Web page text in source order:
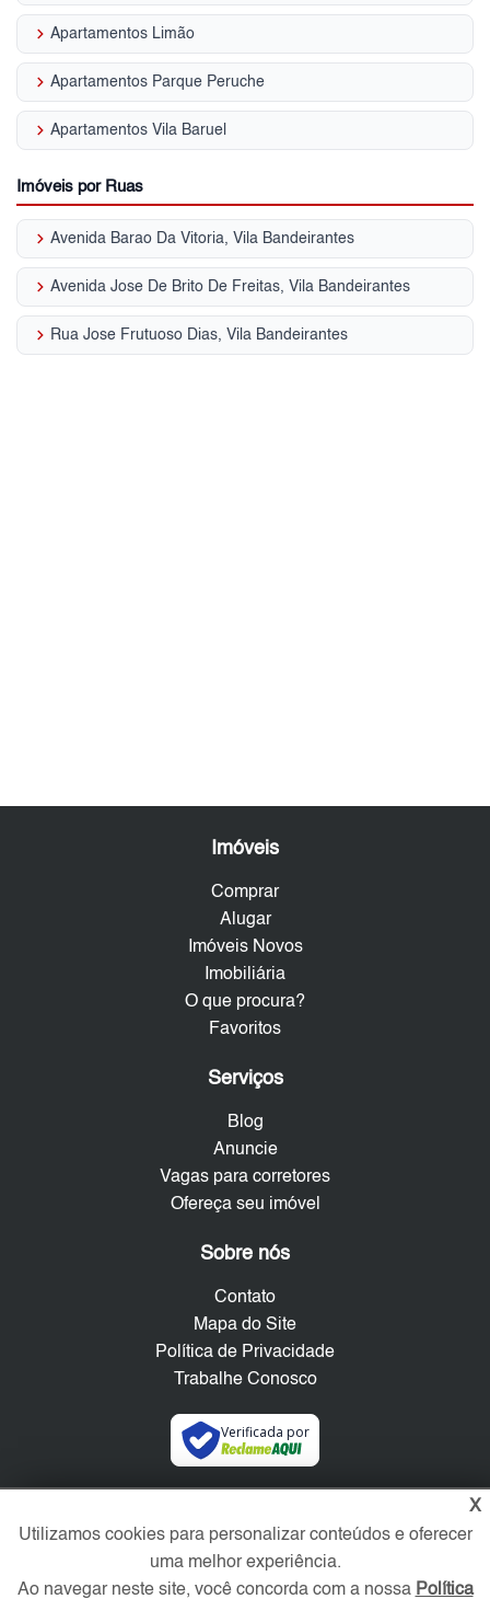
keyboard_arrow_right Apartamentos Limão
keyboard_arrow_right Apartamentos Parque Peruche
keyboard_arrow_right Apartamentos Vila Baruel
Imóveis por Ruas
keyboard_arrow_right Avenida Barao Da Vitoria, Vila Bandeirantes
keyboard_arrow_right Avenida Jose De Brito De Freitas, Vila Bandeirantes
keyboard_arrow_right Rua Jose Frutuoso Dias, Vila Bandeirantes
Imóveis
Comprar
Alugar
Imóveis Novos
Imobiliária
O que procura?
Favoritos
Serviços
Blog
Anuncie
Vagas para corretores
Ofereça seu imóvel
Sobre nós
Contato
Mapa do Site
Política de Privacidade
Trabalhe Conosco
Verificada por
X
Utilizamos cookies para personalizar conteúdos e oferecer
uma melhor experiência.
Ao navegar neste site, você concorda com a nossa Política